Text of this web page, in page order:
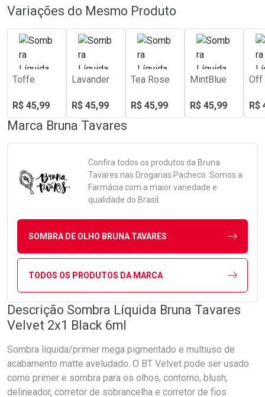
Variações do Mesmo Produto
Toffe
R$ 45,99
Lavander
R$ 45,99
Tea Rose
R$ 45,99
MintBlue
R$ 45,99
Off
R$
Marca Bruna Tavares
Confira todos os produtos da Bruna
Tavares nas Drogarias Pacheco. Somos a
Farmácia com a maior variedade e
qualidade do Brasil.
SOMBRA DE OLHO BRUNA TAVARES
TODOS OS PRODUTOS DA MARCA
Descrição Sombra Líquida Bruna Tavares
Velvet 2x1 Black 6ml
Sombra líquida/primer mega pigmentado e multiuso de
acabamento matte aveludado. O BT Velvet pode ser usado
como primer e sombra para os olhos, contorno, blush,
delineador, corretor de sobrancelha e corretor de fios